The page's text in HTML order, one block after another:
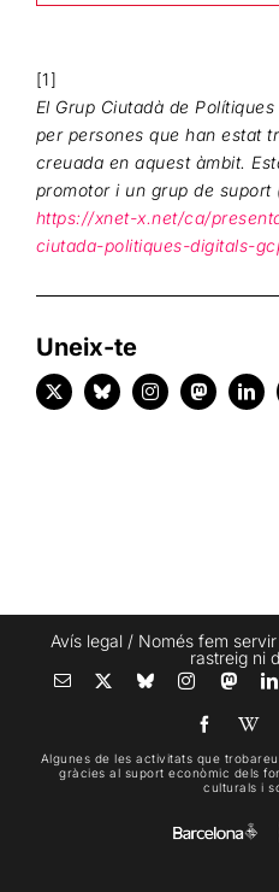
[1]
El Grup Ciutadà de
per persones que han estat
creuada en aquest àmbit.
promotor i un grup de suport
https://xnet-x.net/ca/
ciutada-politiques-digitals-
Uneix-te
Avís legal / Només fem
rastreig ni
Algunes de les activitats que
gràcies al suport econòmic dels
culturals i